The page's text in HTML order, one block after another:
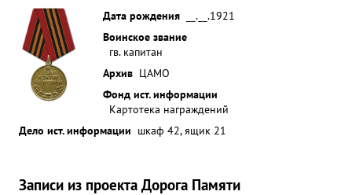
заданий командования тов. КОНИН 20.2.1943 г.
награжден орденом ОТЕЧЕСТВЕННОЙ войны 2
СТЕПЕНИ и представлен к ордену КРАСНОЕ
ЗНАМЯ. За образцовое выполнение заданий
командования на фронте ...»
Дата рождения
__.__.1921
Воинское звание
гв. капитан
Архив ЦАМО
Фонд ист. информации
Картотека награждений
Дело ист. информации шкаф 42, ящик 21
Записи из проекта Дорога Памяти